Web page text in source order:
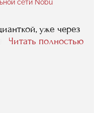
сети Nobu
уже через
Читать полностью